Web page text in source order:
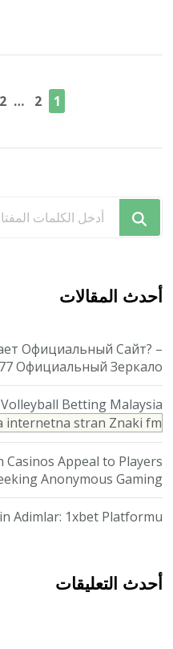
صفحة
1 صفحة
2
…
هل
تبحث
ما؟
أحدث المقالات
Официальный Сайт? –
Официальный Зеркало
Betting Malaysia
internetna stran Znaki fm?
Appeal to Players
Anonymous Gaming
Adimlar: 1xbet Platformu
أحدث التعليقات